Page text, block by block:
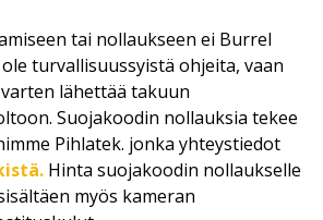
tai nollaukseen ei Burrel
turvallisuussyistä ohjeita, vaan
lähettää takuun
Suojakoodin nollauksia tekee
Pihlatek. jonka yhteystiedot
Hinta suojakoodin nollaukselle
myös kameran